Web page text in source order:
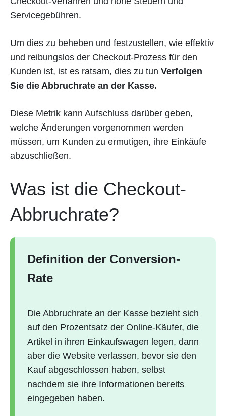
Servicegebühren.
Um dies zu beheben und festzustellen, wie effektiv
und reibungslos der Checkout-Prozess für den
Kunden ist, ist es ratsam, dies zu tun Verfolgen
Sie die Abbruchrate an der Kasse.
Diese Metrik kann Aufschluss darüber geben,
welche Änderungen vorgenommen werden
müssen, um Kunden zu ermutigen, ihre Einkäufe
abzuschließen.
Was ist die Checkout-
Abbruchrate?
Definition der Conversion-
Rate
Die Abbruchrate an der Kasse bezieht sich
auf den Prozentsatz der Online-Käufer, die
Artikel in ihren Einkaufswagen legen, dann
aber die Website verlassen, bevor sie den
Kauf abgeschlossen haben, selbst
nachdem sie ihre Informationen bereits
eingegeben haben.